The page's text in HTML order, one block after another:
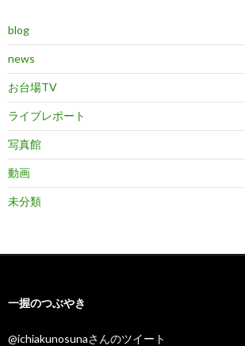
blog
news
お台場TV
ライブレポート
写真館
動画
未分類
一握のつぶやき
@ichiakunosunaさんのツイート